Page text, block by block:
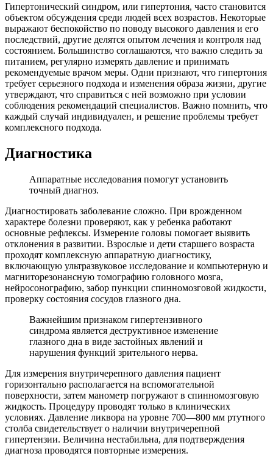
Гипертонический синдром, или гипертония, часто становится
объектом обсуждения среди людей всех возрастов. Некоторые
выражают беспокойство по поводу высокого давления и его
последствий, другие делятся опытом лечения и контроля над
состоянием. Большинство соглашаются, что важно следить за
питанием, регулярно измерять давление и принимать
рекомендуемые врачом меры. Одни признают, что гипертония
требует серьезного подхода и изменения образа жизни, другие
утверждают, что справиться с ней возможно при условии
соблюдения рекомендаций специалистов. Важно помнить, что
каждый случай индивидуален, и решение проблемы требует
комплексного подхода.
Диагностика
Аппаратные исследования помогут установить
точный диагноз.
Диагностировать заболевание сложно. При врожденном
характере болезни проверяют, как у ребенка работают
основные рефлексы. Измерение головы помогает выявить
отклонения в развитии. Взрослые и дети старшего возраста
проходят комплексную аппаратную диагностику,
включающую ультразвуковое исследование и компьютерную и
магниторезонансную томографию головного мозга,
нейросонографию, забор пункции спинномозговой жидкости,
проверку состояния сосудов глазного дна.
Важнейшим признаком гипертензивного
синдрома является деструктивное изменение
глазного дна в виде застойных явлений и
нарушения функций зрительного нерва.
Для измерения внутричерепного давления пациент
горизонтально располагается на вспомогательной
поверхности, затем манометр погружают в спинномозговую
жидкость. Процедуру проводят только в клинических
условиях. Давление ликвора на уровне 700―800 мм ртутного
столба свидетельствует о наличии внутричерепной
гипертензии. Величина нестабильна, для подтверждения
диагноза проводятся повторные измерения.